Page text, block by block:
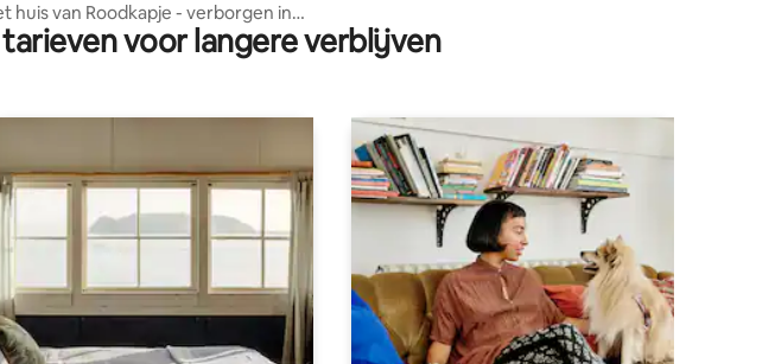
huis van Roodkapje - verborgen in
diepe, stille bosvoor langere verblijven